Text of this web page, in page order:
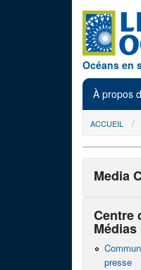
Océans en
À propos
You are
ACCUEIL
Media
Centre
Médias
presse